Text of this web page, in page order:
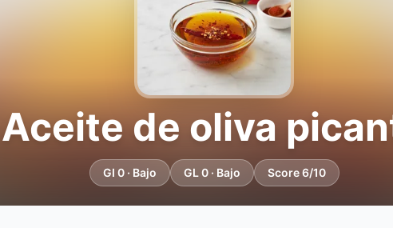
Aceite de oliva
GI 0 · Bajo GL 0 · Bajo Score 6/10